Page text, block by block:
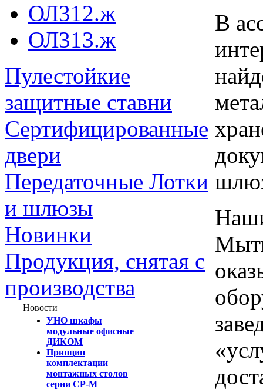
ОЛ312.ж
ОЛ313.ж
Пулестойкие
защитные ставни
Сертифицированные
двери
Передаточные Лотки
и шлюзы
Новинки
Продукция, снятая с
производства
Новости
УНО шкафы
модульные офисные
ДИКОМ
Принцип
комплектации
монтажных столов
серии СР-М
В